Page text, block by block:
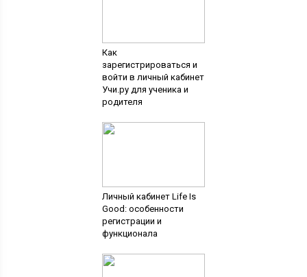
Как
зарегистрироваться и
войти в личный кабинет
Учи.ру для ученика и
родителя
Личный кабинет Life Is
Good: особенности
регистрации и
функционала